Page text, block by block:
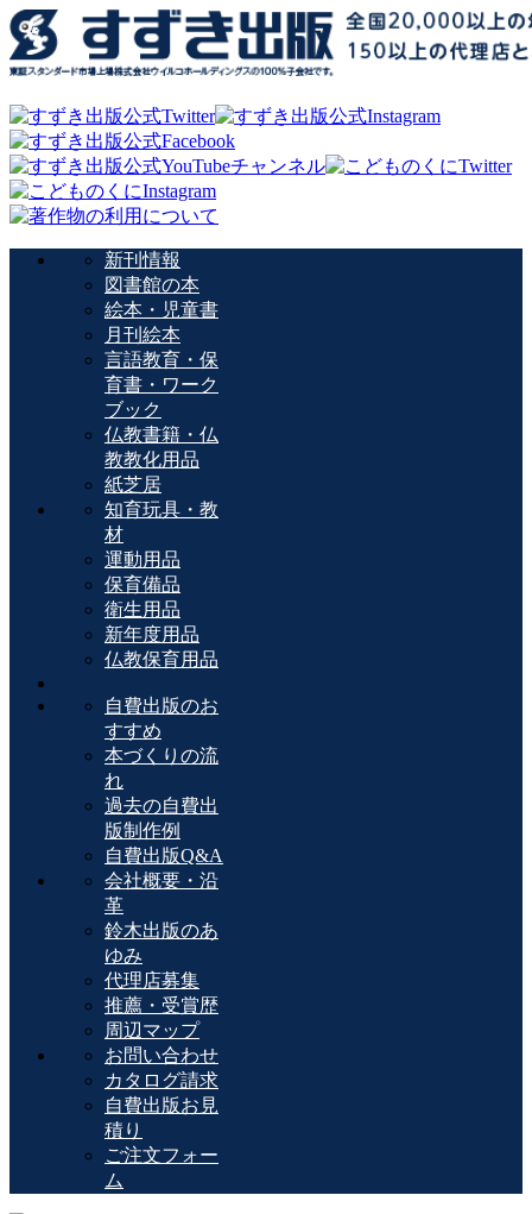
新刊情報
図書館の本
絵本・児童書
月刊絵本
言語教育・保
育書・ワーク
ブック
仏教書籍・仏
教教化用品
紙芝居
知育玩具・教
材
運動用品
保育備品
衛生用品
新年度用品
仏教保育用品
自費出版のお
すすめ
本づくりの流
れ
過去の自費出
版制作例
自費出版Q&A
会社概要・沿
革
鈴木出版のあ
ゆみ
代理店募集
推薦・受賞歴
周辺マップ
お問い合わせ
カタログ請求
自費出版お見
積り
ご注文フォー
ム